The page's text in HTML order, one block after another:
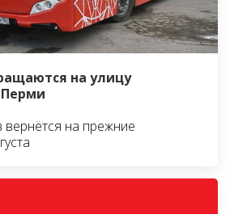
на улицу
на прежние